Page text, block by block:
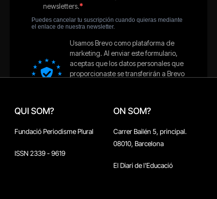
QUI SOM?
Fundació Periodisme Plural
ISSN 2339 - 9619
ON SOM?
Carrer Bailén 5, principal.
08010, Barcelona
El Diari de l'Educació